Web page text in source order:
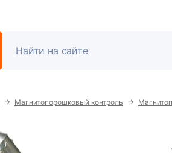
→ Магнитопорошковый контроль →